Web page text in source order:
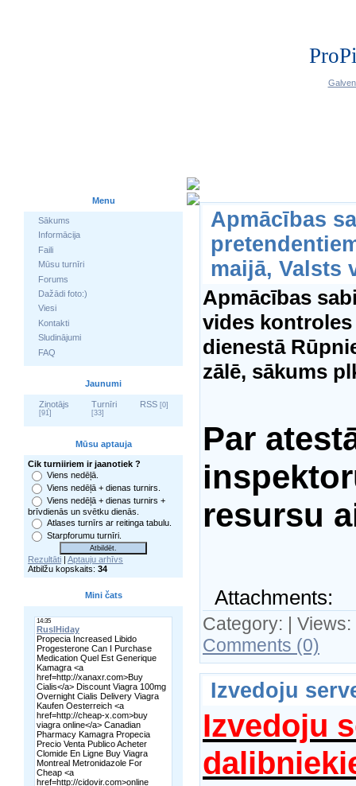
Menu
Sākums
Informācija
Faili
Mūsu turnīri
Forums
Dažādi foto:)
Viesi
Kontakti
Sludinājumi
FAQ
Jaunumi
Ziņotājs
[91]
Turnīri
[33]
RSS [0]
Mūsu aptauja
Cik turniiriem ir jaanotiek ?
Viens nedēļā.
Viens nedēļā + dienas turnirs.
Viens nedēļā + dienas turnirs +
brīvdienās un svētku dienās.
Atlases turnīrs ar reitinga tabulu.
Starpforumu turnīri.
Rezultāti | Aptauju arhīvs
Atbilžu kopskaits: 34
Mini čats
Apmācības
maijā, Valsts
Apmācības
vides kontroles
dienestā
zālē, sākums
Par
resursu
Attachments:
Category: |
Comments (0)
Izvedoju
Izvedoju